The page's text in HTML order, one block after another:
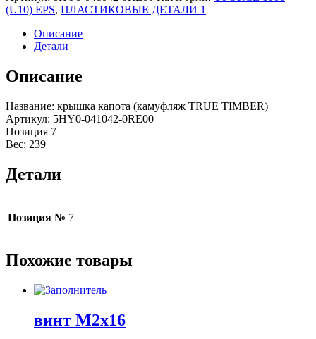
(U10) EPS, ПЛАСТИКОВЫЕ ДЕТАЛИ 1
Описание
Детали
Описание
Название: крышка капота (камуфляж TRUE TIMBER)
Артикул: 5HY0-041042-0RE00
Позиция 7
Вес: 239
Детали
Позиция № 7
Похожие товары
винт М2х16